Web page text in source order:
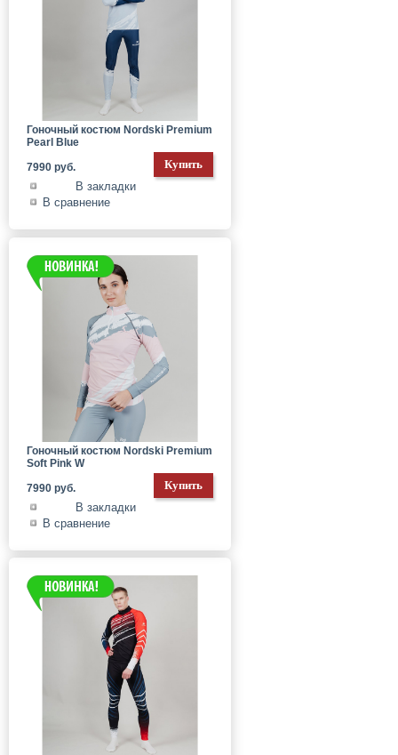
Гоночный костюм Nordski Premium
Pearl Blue
7990 руб.
В закладки
В сравнение
Гоночный костюм Nordski Premium
Soft Pink W
7990 руб.
В закладки
В сравнение